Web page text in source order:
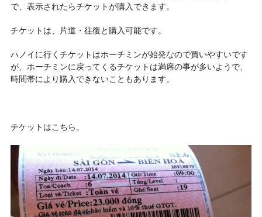
で、表示されたらチケットが購入できます。
チケットは、片道・往復と購入可能です。
ハノイに行くチケットはホーチミンが始発なので買いやすいです
が、ホーチミンに戻ってくるチケットは満席の事が多いようで、
時間帯により購入できないこともあります。
チケットはこちら。